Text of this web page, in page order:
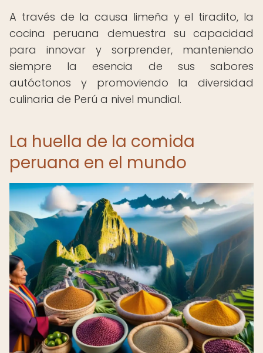
A través de la causa limeña y el tiradito, la
cocina peruana demuestra su capacidad
para innovar y sorprender, manteniendo
siempre la esencia de sus sabores
autóctonos y promoviendo la diversidad
culinaria de Perú a nivel mundial.
La huella de la comida
peruana en el mundo